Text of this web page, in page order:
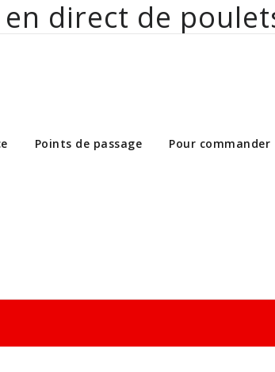
direct de
bio aux particuliers
Points de passage Pour commander